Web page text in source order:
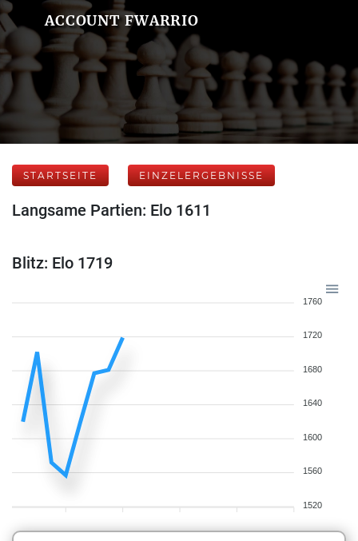
ACCOUNT FWARRIO
STARTSEITE EINZELERGEBNISSE
Langsame Partien: Elo 1611
Blitz: Elo 1719
1760
1720
1680
1640
1600
1560
1520